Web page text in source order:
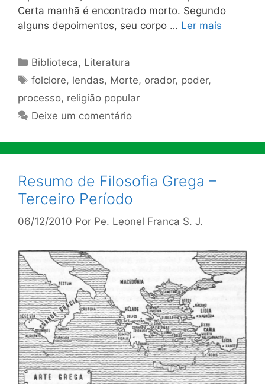
Certa manhã é encontrado morto. Segundo
alguns depoimentos, seu corpo … Ler mais
Categorias
Biblioteca, Literatura
Tags
folclore, lendas, Morte, orador, poder,
processo, religião popular
Deixe um comentário
Resumo de Filosofia Grega –
Terceiro Período
06/12/2010 Por Pe. Leonel Franca S. J.